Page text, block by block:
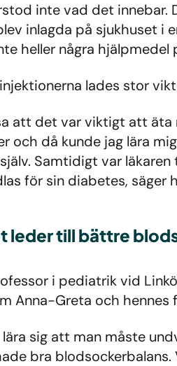
inte vad det
inlagda på sjukhuset i
heller några hjälpmedel
lades stor
att det var viktigt att
och då kunde jag lära
Samtidigt var
för sin diabetes, säger
leder till bättre
i pediatrik vid
Anna-Greta och
sig att man måste
bra